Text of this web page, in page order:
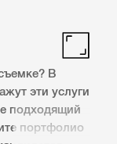
В
эти услуги
подходящий
портфолио